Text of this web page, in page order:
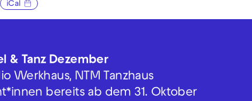
iCal
& Tanz Dezember
Werkhaus, NTM Tanzhaus
bereits ab dem 31. Oktober